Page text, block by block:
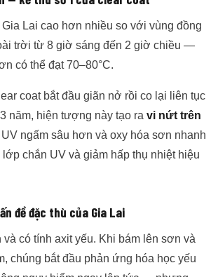
Lai cao hơn nhiều so với vùng đồng
trời từ 8 giờ sáng đến 2 giờ chiều —
có thể đạt 70–80°C.
coat bắt đầu giãn nở rồi co lại liên tục
năm, hiện tượng này tạo ra vi nứt trên
ngấm sâu hơn và oxy hóa sơn nhanh
chắn UV và giảm hấp thụ nhiệt hiệu
đề đặc thù của Gia Lai
có tính axit yếu. Khi bám lên sơn và
chúng bắt đầu phản ứng hóa học yếu